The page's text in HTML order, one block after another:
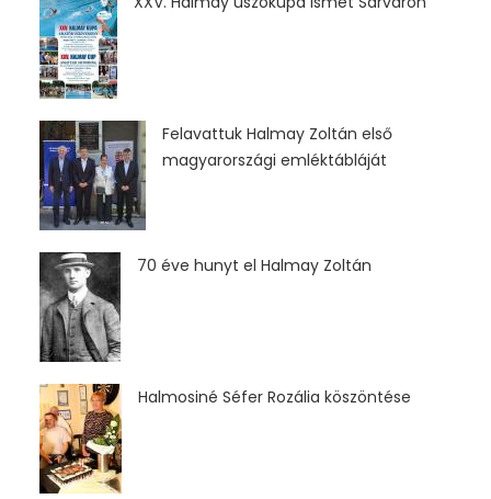
Felavattuk Halmay Zoltán első
magyarországi emléktábláját
70 éve hunyt el Halmay Zoltán
Halmosiné Séfer Rozália köszöntése